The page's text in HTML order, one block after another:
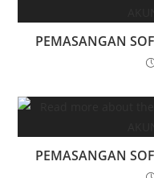
PEMASANGAN
PEMASANGAN